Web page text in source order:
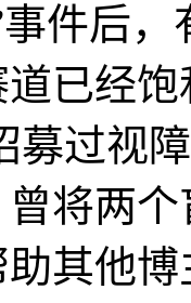
后，
已经
募过视
将两
其他